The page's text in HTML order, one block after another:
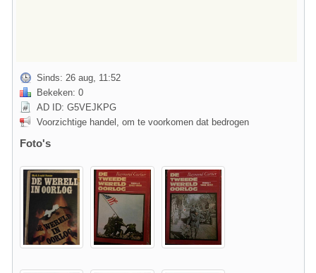
Sinds: 26 aug, 11:52
Bekeken: 0
AD ID: G5VEJKPG
Voorzichtige handel, om te voorkomen dat bedrogen
Foto's